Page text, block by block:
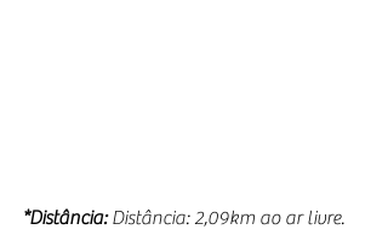
*Distância: Distância: 2,09km ao ar livre.